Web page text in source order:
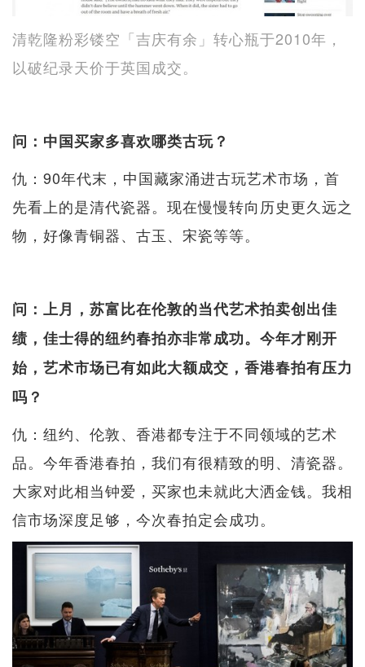
清乾隆粉彩镂空「吉庆有余」转心瓶于2010年，
以破纪录天价于英国成交。
问：中国买家多喜欢哪类古玩？
仇：90年代末，中国藏家涌进古玩艺术市场，首
先看上的是清代瓷器。现在慢慢转向历史更久远之
物，好像青铜器、古玉、宋瓷等等。
问：上月，苏富比在伦敦的当代艺术拍卖创出佳
绩，佳士得的纽约春拍亦非常成功。今年才刚开
始，艺术市场已有如此大额成交，香港春拍有压力
吗？
仇：纽约、伦敦、香港都专注于不同领域的艺术
品。今年香港春拍，我们有很精致的明、清瓷器。
大家对此相当钟爱，买家也未就此大洒金钱。我相
信市场深度足够，今次春拍定会成功。